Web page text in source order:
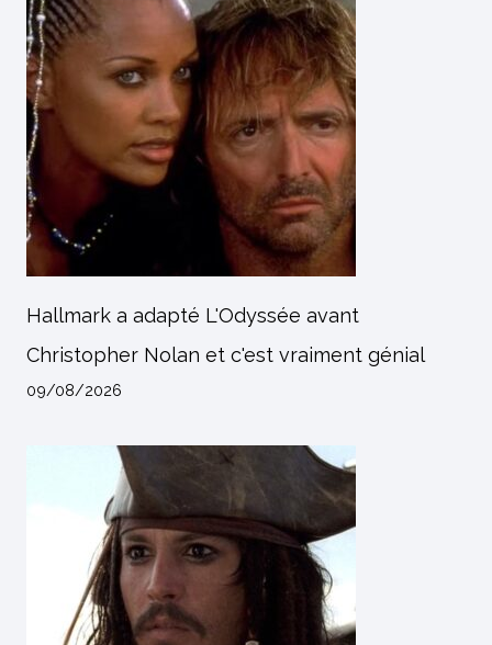
Hallmark a adapté L'Odyssée avant
Christopher Nolan et c'est vraiment génial
09/08/2026